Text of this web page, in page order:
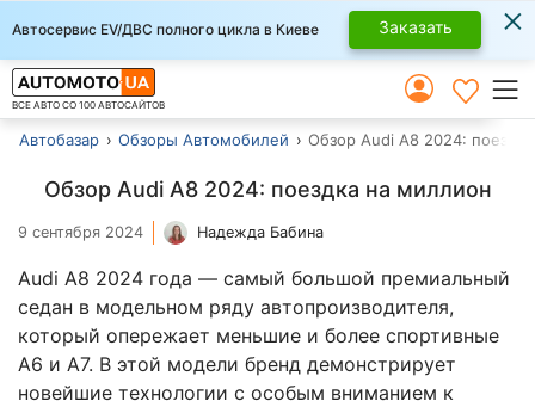
Автосервис EV/ДВС полного цикла в Киеве Заказать ×
ВСЕ АВТО СО 100 АВТОСАЙТОВ
Автобазар Обзоры Автомобилей Обзор Audi A8 2024:
Обзор Audi A8 2024: поездка на миллион
9 сентября 2024 Надежда Бабина
Audi A8 2024 года — самый большой премиальный
седан в модельном ряду автопроизводителя,
который опережает меньшие и более спортивные
A6 и A7. В этой модели бренд демонстрирует
новейшие технологии с особым вниманием к